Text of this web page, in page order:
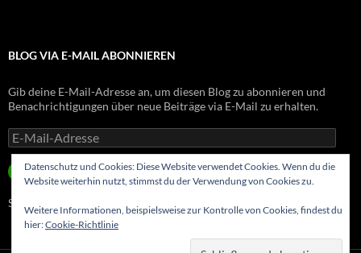
BLOG VIA E-MAIL ABONNIEREN
Gib deine E-Mail-Adresse an, um diesen Blog zu abonnieren und
Benachrichtigungen über neue Beiträge via E-Mail zu erhalten.
E-
Mail-
Adresse
ABONNIEREN
Schließe dich 8 anderen Abonnenten an
Datenschutz und Cookies: Diese Website verwendet Cookies. Wenn du die
Website weiterhin nutzt, stimmst du der Verwendung von Cookies zu.
Weitere Informationen, beispielsweise zur Kontrolle von Cookies, findest du
hier:Cookie-Richtlinie